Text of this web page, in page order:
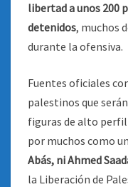
libertad a unos 200
detenidos, muchos
durante la ofensiva.
Fuentes oficiales
palestinos que
figuras de alto
por muchos como
Abás, ni Ahmed
la Liberación de